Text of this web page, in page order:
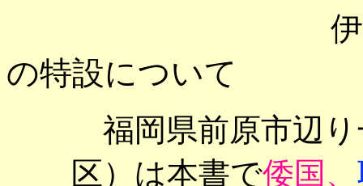
の特設について
福岡県前原市辺
区）は本書で倭国、